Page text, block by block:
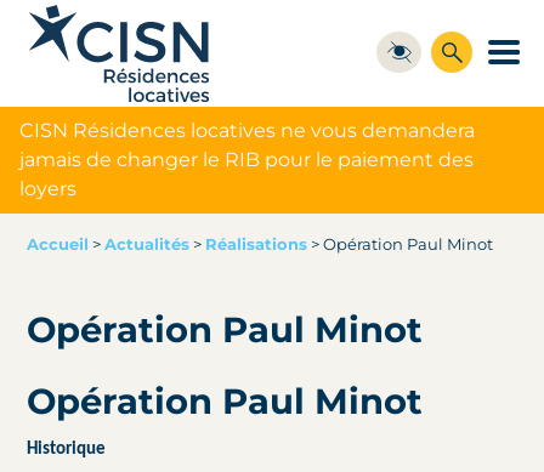
CISN Résidences locatives ne vous demandera
jamais de changer le RIB pour le paiement des
loyers
Accueil >Actualités > Réalisations >Opération Paul Minot
Opération Paul Minot
Opération Paul Minot
Historique